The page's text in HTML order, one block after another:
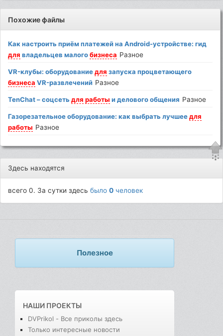
Похожие файлы
Как настроить приём платежей на Android-устройстве: гид
для владельцев малогобизнеса Разное
VR-клубы: оборудованиедля запуска процветающего
бизнеса VR-развлечений Разное
TenChat – соцсетьдля работы и делового общения Разное
Газорезательное оборудование: как выбрать лучшеедля
работы Разное
Здесь находятся
всего 0. За сутки здесьбыло0 человек
Полезное
НАШИ ПРОЕКТЫ
DVPrikol - Все приколы здесь
Только интересные новости